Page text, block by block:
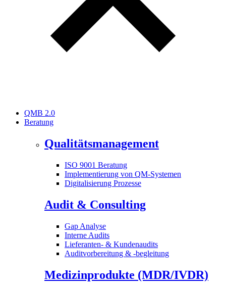
QMB 2.0
Beratung
Qualitätsmanagement
ISO 9001 Beratung
Implementierung von QM-Systemen
Digitalisierung Prozesse
Audit & Consulting
Gap Analyse
Interne Audits
Lieferanten- & Kundenaudits
Auditvorbereitung & -begleitung
Medizinprodukte (MDR/IVDR)